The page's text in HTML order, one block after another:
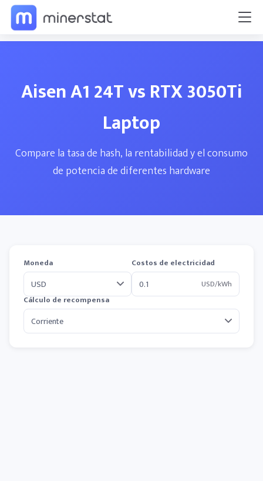
Aisen A1 24T vs RTX 3050Ti
Laptop
Compare la tasa de hash, la rentabilidad y el consumo
de potencia de diferentes hardware
Moneda
Costos de electricidad
USD/kWh
Cálculo de recompensa